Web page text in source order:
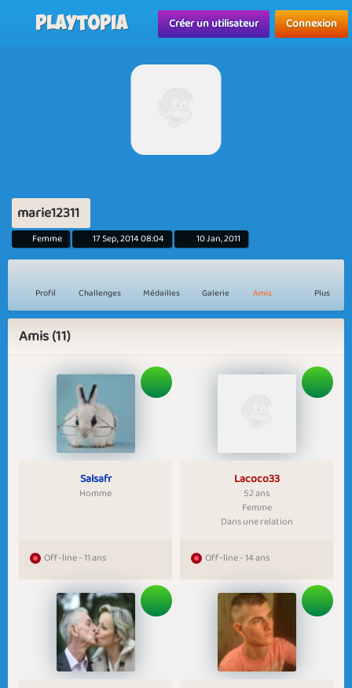
Playtopia Créer un utilisateur Connexion
marie12311
Femme 17 Sep, 2014 08:04 10 Jan, 2011
Profil Challenges Médailles Galerie Amis Plus
Amis (11)
Salsafr
Homme
Off-line - 11 ans
Lacoco33
52 ans
Femme
Dans une relation
Off-line - 14 ans